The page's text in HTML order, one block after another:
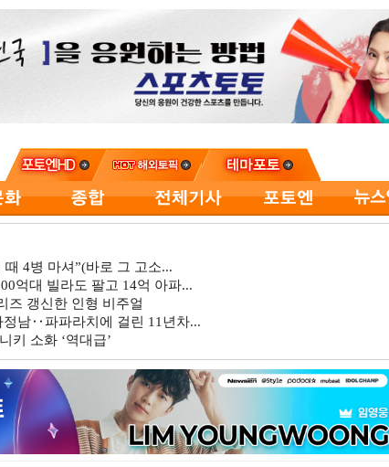
4병 마셔”(바로 그 고소...
억대 빌라도 팔고 14억 아파...
즈 갱신한 인형 비주얼
남‥파파라치에 걸린 11년차...
키 소화 ‘역대급’